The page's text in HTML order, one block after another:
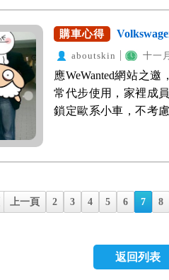
量最終決定直衝
Iphone拍的，畫質沒
被酒紅色Tiguan吸引
家庭的和諧，已及好
角度拍都漂亮。 後視
是大大的提升。大部
提早一部知道行車動
有顯示，這真的是一
個帥氣的排檔桿，
男人對車的熱血，遂
接者透過WeWanted
然年底買車，議價空
R-Design： 後記，
心，偶爾還能小熱血
不錯，坐過的親友都
訴網站我的需求以後
不過讓我決定跟他買
才發現車位太小，車
駕，開回家比對停車
正當失望之際，業務
正稜角的造型很有個
很快的就完成了下訂
較忙，這幾天趁著天
購車心得
aboutskin 十一
應WeWanted網站之
常代步使用，家裡成
鎖定歐系小車，不考
找朋友認識的業務問
車，了解一下行情再
題都要請示主管，讓
他就是在上面找到不
較總是好的。隔天上
上一頁 2 3 4 5 6 7 8
返回列表